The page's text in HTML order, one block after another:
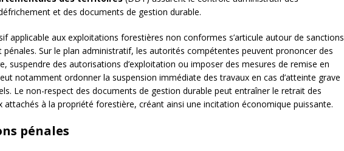
et des documents de gestion durable.
applicable aux exploitations forestières non conformes s’articule autour de sanctions
pénales. Sur le plan administratif, les autorités compétentes peuvent prononcer des
suspendre des autorisations d’exploitation ou imposer des mesures de remise en
notamment ordonner la suspension immédiate des travaux en cas d’atteinte grave
Le non-respect des documents de gestion durable peut entraîner le retrait des
attachés à la propriété forestière, créant ainsi une incitation économique puissante.
pénales